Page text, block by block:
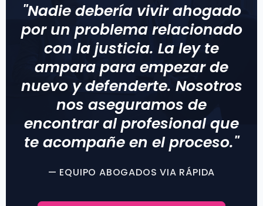
"Nadie debería vivir ahogado
por un problema relacionado
con la justicia. La ley te
ampara para empezar de
nuevo y defenderte. Nosotros
nos aseguramos de
encontrar al profesional que
te acompañe en el proceso."
— EQUIPO ABOGADOS VIA RÁPIDA